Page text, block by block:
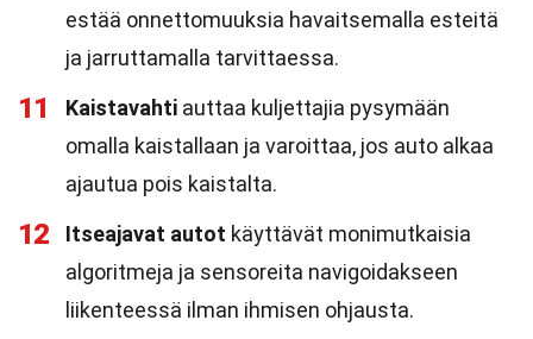
estää onnettomuuksia havaitsemalla esteitä
ja jarruttamalla tarvittaessa.
11 Kaistavahti auttaa kuljettajia pysymään
omalla kaistallaan ja varoittaa, jos auto alkaa
ajautua pois kaistalta.
12 Itseajavat autot käyttävät monimutkaisia
algoritmeja ja sensoreita navigoidakseen
liikenteessä ilman ihmisen ohjausta.